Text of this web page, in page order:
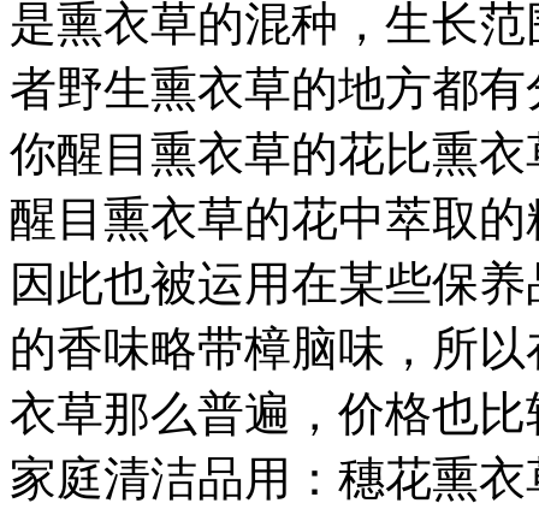
是熏衣草的混种，生长
者野生熏衣草的地方都有
你醒目熏衣草的花比熏
醒目熏衣草的花中萃取
因此也被运用在某些保
的香味略带樟脑味，所
衣草那么普遍，价格也
家庭清洁品用：穗花熏